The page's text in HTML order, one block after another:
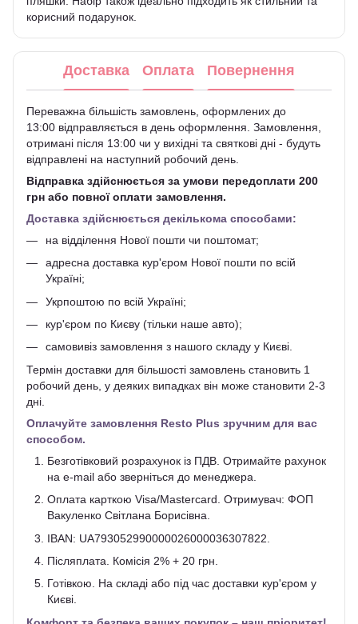
корисний подарунок.
Доставка Оплата Повернення
Переважна більшість замовлень, оформлених до
13:00 відправляється в день оформлення. Замовлення,
отримані після 13:00 чи у вихідні та святкові дні - будуть
відправлені на наступний робочий день.
Відправка здійснюється за умови передоплати 200
грн або повної оплати замовлення.
Доставка здійснюється декількома способами:
на відділення Нової пошти чи поштомат;
адресна доставка кур'єром Нової пошти по всій
Україні;
Укрпоштою по всій Україні;
кур'єром по Києву (тільки наше авто);
самовивіз замовлення з нашого складу у Києві.
Термін доставки для більшості замовлень становить 1
робочий день, у деяких випадках він може становити 2-3
дні.
Оплачуйте замовлення Resto Plus зручним для вас
способом.
Безготівковий розрахунок із ПДВ. Отримайте рахунок
на e-mail або зверніться до менеджера.
Оплата карткою Visa/Mastercard. Отримувач: ФОП
Вакуленко Світлана Борисівна.
IBAN: UA793052990000026000036307822.
Післяплата. Комісія 2% + 20 грн.
Готівкою. На складі або під час доставки кур'єром у
Києві.